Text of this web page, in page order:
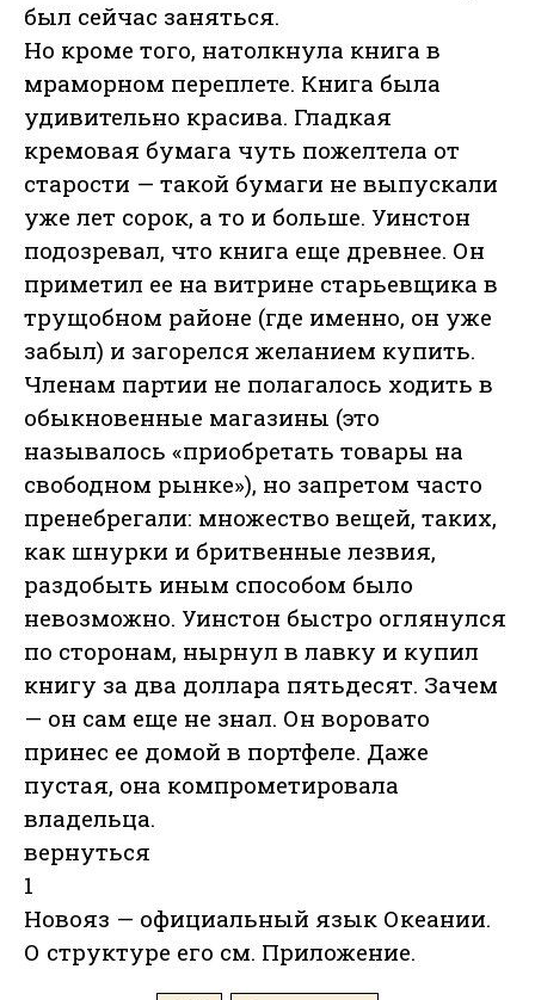
был сейчас заняться.
Но кроме того, натолкнула книга в
мраморном переплете. Книга была
удивительно красива. Гладкая
кремовая бумага чуть пожелтела от
старости — такой бумаги не выпускали
уже лет сорок, а то и больше. Уинстон
подозревал, что книга еще древнее. Он
приметил ее на витрине старьевщика в
трущобном районе (где именно, он уже
забыл) и загорелся желанием купить.
Членам партии не полагалось ходить в
обыкновенные магазины (это
называлось «приобретать товары на
свободном рынке»), но запретом часто
пренебрегали: множество вещей, таких,
как шнурки и бритвенные лезвия,
раздобыть иным способом было
невозможно. Уинстон быстро оглянулся
по сторонам, нырнул в лавку и купил
книгу за два доллара пятьдесят. Зачем
— он сам еще не знал. Он воровато
принес ее домой в портфеле. Даже
пустая, она компрометировала
владельца.
вернуться
1
Новояз — официальный язык Океании.
О структуре его см. Приложение.